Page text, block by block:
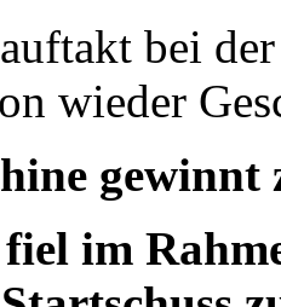
bei
wieder
im